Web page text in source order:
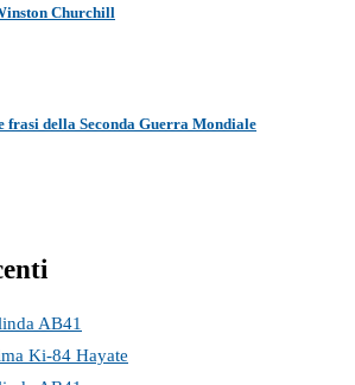
Churchill
frasi della Seconda Guerra Mondiale
AB41
Ki-84 Hayate